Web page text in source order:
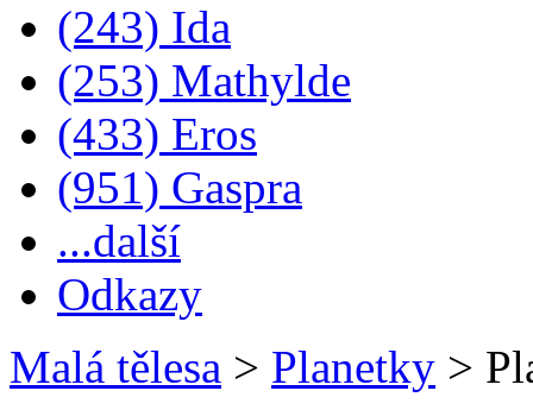
(243) Ida
(253) Mathylde
(433) Eros
(951) Gaspra
...další
Odkazy
Malá tělesa > Planetky >